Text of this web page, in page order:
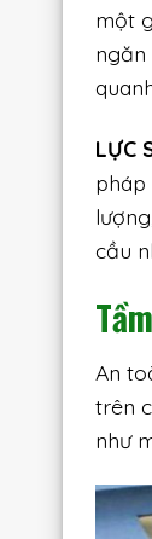
một
ngăn
LỰC
pháp
cầu
An
trên
như